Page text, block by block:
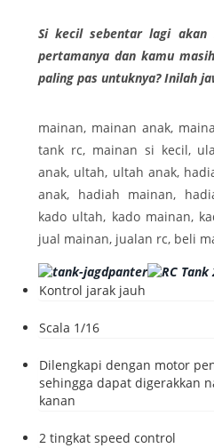
Si kecil sebentar lagi akan
pertamanya dan kamu
paling pas untuknya? Inilah
mainan, mainan anak,
tank rc, mainan si kecil,
anak, ultah, ultah anak,
anak, hadiah mainan,
kado ultah, kado mainan,
jual mainan, jualan rc, beli
Kontrol jarak jauh
Scala 1/16
Dilengkapi dengan motor
sehingga dapat digerakkan
kanan
2 tingkat speed control